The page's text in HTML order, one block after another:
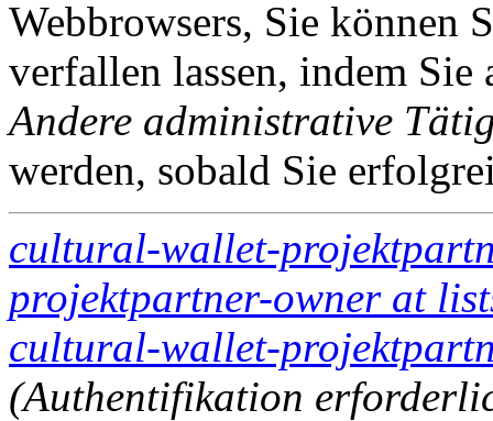
Webbrowsers, Sie können
verfallen lassen, indem
Andere administrative
werden, sobald Sie
cultural-wallet-
projektpartner-owner at
cultural-wallet-
(Authentifikation